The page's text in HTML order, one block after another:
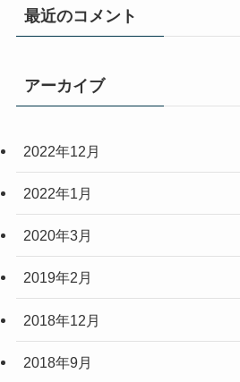
最近のコメント
アーカイブ
2022年12月
2022年1月
2020年3月
2019年2月
2018年12月
2018年9月